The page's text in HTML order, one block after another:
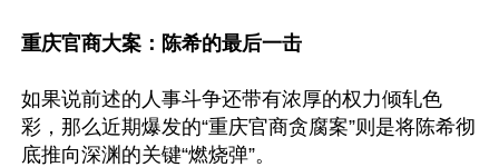
重庆官商大案：陈希的最后一击
如果说前述的人事斗争还带有浓厚的权力倾轧色
彩，那么近期爆发的“重庆官商贪腐案”则是将陈希彻
底推向深渊的关键“燃烧弹”。